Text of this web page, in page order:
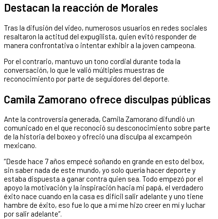
Destacan la reacción de Morales
Tras la difusión del video, numerosos usuarios en redes sociales
resaltaron la actitud del expugilista, quien evitó responder de
manera confrontativa o intentar exhibir a la joven campeona.
Por el contrario, mantuvo un tono cordial durante toda la
conversación, lo que le valió múltiples muestras de
reconocimiento por parte de seguidores del deporte.
Camila Zamorano ofrece disculpas públicas
Ante la controversia generada, Camila Zamorano difundió un
comunicado en el que reconoció su desconocimiento sobre parte
de la historia del boxeo y ofreció una disculpa al excampeón
mexicano.
“Desde hace 7 años empecé soñando en grande en esto del box,
sin saber nada de este mundo, yo solo quería hacer deporte y
estaba dispuesta a ganar contra quien sea. Todo empezó por el
apoyo la motivación y la inspiración hacia mi papá, el verdadero
éxito nace cuando en la casa es difícil salir adelante y uno tiene
hambre de éxito, eso fue lo que a mí me hizo creer en mí y luchar
por salir adelante”.